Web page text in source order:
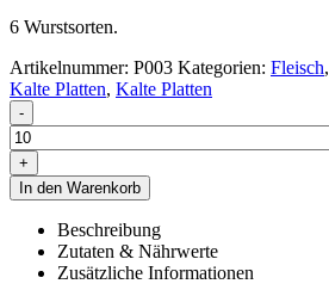
6 Wurstsorten.
Artikelnummer: P003 Kategorien: Fleisch,
Kalte Platten, Kalte Platten
-
+
In den Warenkorb
Beschreibung
Zutaten & Nährwerte
Zusätzliche Informationen